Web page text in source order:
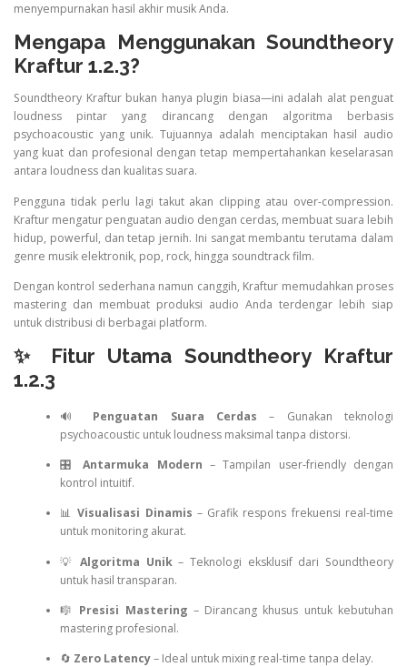
menyempurnakan hasil akhir musik Anda.
Mengapa Menggunakan Soundtheory
Kraftur 1.2.3?
Soundtheory Kraftur bukan hanya plugin biasa—ini adalah alat penguat
loudness pintar yang dirancang dengan algoritma berbasis
psychoacoustic yang unik. Tujuannya adalah menciptakan hasil audio
yang kuat dan profesional dengan tetap mempertahankan keselarasan
antara loudness dan kualitas suara.
Pengguna tidak perlu lagi takut akan clipping atau over-compression.
Kraftur mengatur penguatan audio dengan cerdas, membuat suara lebih
hidup, powerful, dan tetap jernih. Ini sangat membantu terutama dalam
genre musik elektronik, pop, rock, hingga soundtrack film.
Dengan kontrol sederhana namun canggih, Kraftur memudahkan proses
mastering dan membuat produksi audio Anda terdengar lebih siap
untuk distribusi di berbagai platform.
✨ Fitur Utama Soundtheory Kraftur
1.2.3
🔊 Penguatan Suara Cerdas – Gunakan teknologi
psychoacoustic untuk loudness maksimal tanpa distorsi.
🎛️Antarmuka Modern – Tampilan user-friendly dengan
kontrol intuitif.
📊Visualisasi Dinamis – Grafik respons frekuensi real-time
untuk monitoring akurat.
💡 Algoritma Unik– Teknologi eksklusif dari Soundtheory
untuk hasil transparan.
🎼 Presisi Mastering – Dirancang khusus untuk kebutuhan
mastering profesional.
🔄 Zero Latency– Ideal untuk mixing real-time tanpa delay.